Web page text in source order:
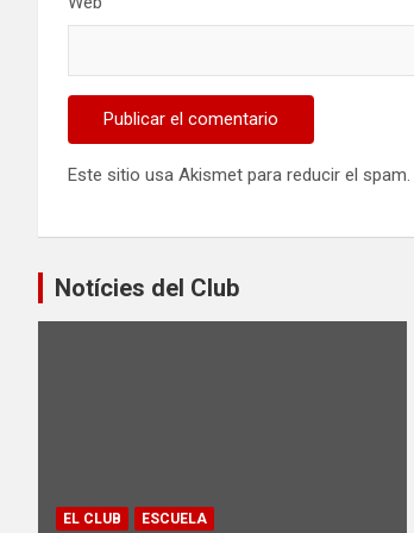
Este sitio usa Akismet para reducir el spam.
Notícies del Club
EL CLUB ESCUELA